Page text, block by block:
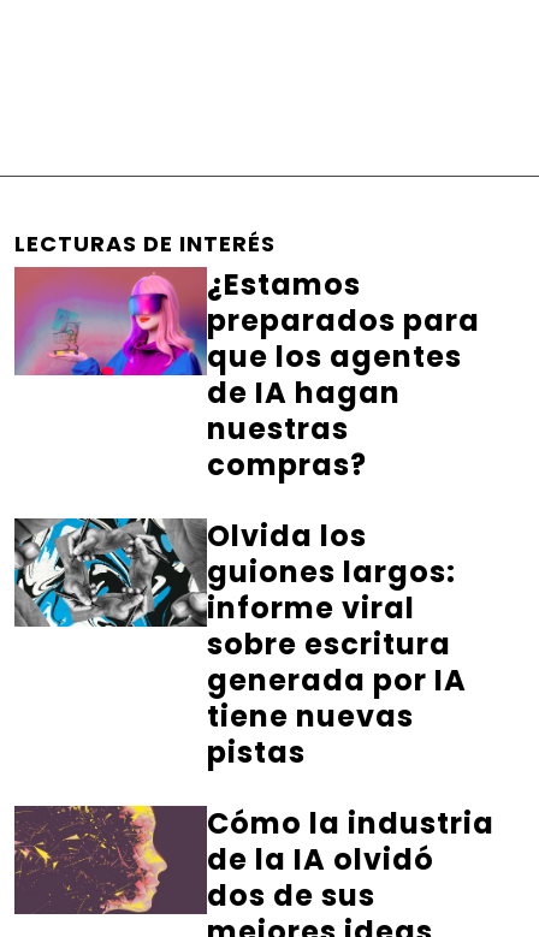
su
LECTURAS DE INTERÉS
¿Estamos
preparados para
que los agentes
de IA hagan
nuestras
compras?
Olvida los
guiones largos:
informe viral
sobre escritura
generada por IA
tiene nuevas
pistas
Cómo la industria
de la IA olvidó
dos de sus